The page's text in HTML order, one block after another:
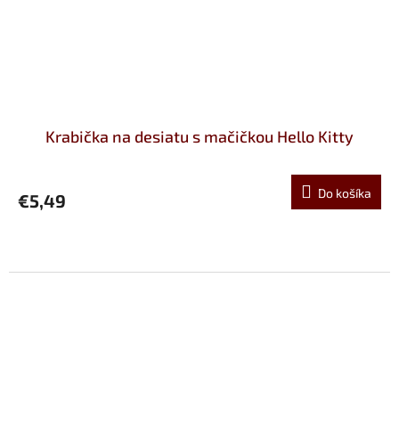
Krabička na desiatu s mačičkou Hello Kitty
€5,49 Do košíka